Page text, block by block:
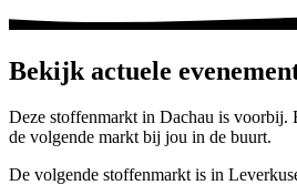
Bekijk actuele
Deze stoffenmarkt in Dachau is voorbij.
de volgende markt bij jou in de buurt.
De volgende stoffenmarkt is in